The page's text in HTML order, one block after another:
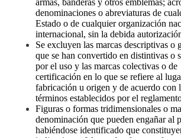
armas, banderas y otros emblemas;
denominaciones o abreviaturas de
Estado o de cualquier organización
internacional, sin la debida
Se excluyen las marcas descriptivas o
que se han convertido en distintivas o
por el uso y las marcas colectivas o de
certificación en lo que se refiere al
fabricación u origen y de acuerdo con
términos establecidos por el
Figuras o formas tridimensionales o
denominación que pueden engañar al
habiéndose identificado que